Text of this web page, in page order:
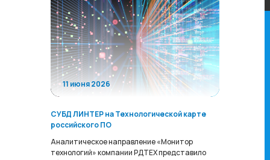
11 июня 2026
СУБД ЛИНТЕР на Технологической карте
российского ПО
Аналитическое направление «Монитор
технологий» компании РДТЕХ представило